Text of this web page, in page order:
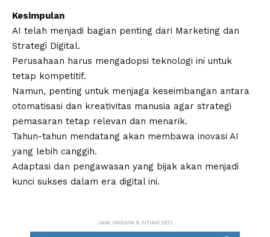
Kesimpulan
AI telah menjadi bagian penting dari Marketing dan
Strategi Digital.
Perusahaan harus mengadopsi teknologi ini untuk
tetap kompetitif.
Namun, penting untuk menjaga keseimbangan antara
otomatisasi dan kreativitas manusia agar strategi
pemasaran tetap relevan dan menarik.
Tahun-tahun mendatang akan membawa inovasi AI
yang lebih canggih.
Adaptasi dan pengawasan yang bijak akan menjadi
kunci sukses dalam era digital ini.
Jasa Website & Artikel SEO